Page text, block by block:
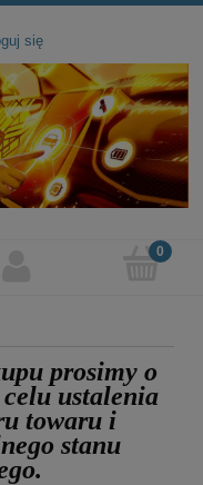
się
prosimy o
ustalenia
towaru i
stanu